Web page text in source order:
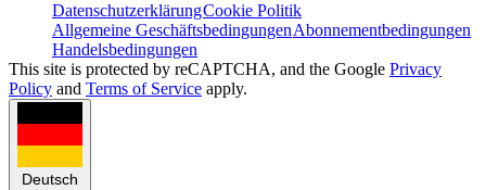
DatenschutzerklärungCookie Politik
Allgemeine GeschäftsbedingungenAbonnementbedingungen
Handelsbedingungen
This site is protected by reCAPTCHA, and the Google Privacy
Policy and Terms of Service apply.
Deutsch